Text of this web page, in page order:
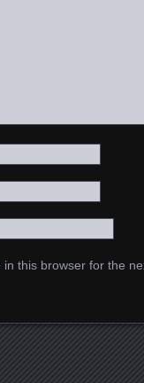
this browser for the